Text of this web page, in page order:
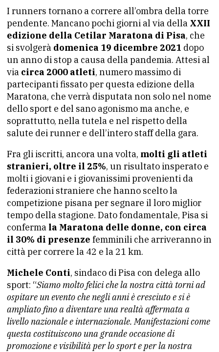
I runners tornano a correre all’ombra della torre
pendente. Mancano pochi giorni al via della XXII
edizione della Cetilar Maratona di Pisa, che
si svolgerà domenica 19 dicembre 2021 dopo
un anno di stop a causa della pandemia. Attesi al
via circa 2000 atleti, numero massimo di
partecipanti fissato per questa edizione della
Maratona, che verrà disputata non solo nel nome
dello sport e del sano agonismo ma anche, e
soprattutto, nella tutela e nel rispetto della
salute dei runner e dell’intero staff della gara.
Fra gli iscritti, ancora una volta, molti gli atleti
stranieri, oltre il 25%, un risultato insperato e
molti i giovani e i giovanissimi provenienti da
federazioni straniere che hanno scelto la
competizione pisana per segnare il loro miglior
tempo della stagione. Dato fondamentale, Pisa si
conferma la Maratona delle donne, con circa
il 30% di presenze femminili che arriveranno in
città per correre la 42 e la 21 km.
Michele Conti, sindaco di Pisa con delega allo
sport: “Siamo molto felici che la nostra città torni ad
ospitare un evento che negli anni è cresciuto e si è
ampliato fino a diventare una realtà affermata a
livello nazionale e internazionale. Manifestazioni come
questa costituiscono una grande occasione di
promozione e visibilità per lo sport e per la nostra